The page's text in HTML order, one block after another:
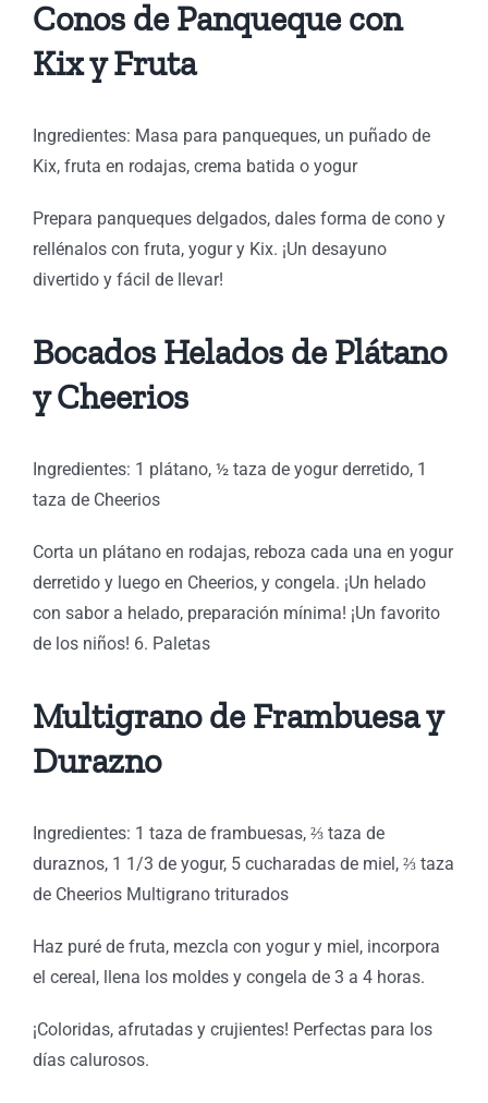
Conos de Panqueque con
Kix y Fruta
Ingredientes: Masa para panqueques, un puñado de
Kix, fruta en rodajas, crema batida o yogur
Prepara panqueques delgados, dales forma de cono y
rellénalos con fruta, yogur y Kix. ¡Un desayuno
divertido y fácil de llevar!
Bocados Helados de Plátano
y Cheerios
Ingredientes: 1 plátano, ½ taza de yogur derretido, 1
taza de Cheerios
Corta un plátano en rodajas, reboza cada una en yogur
derretido y luego en Cheerios, y congela. ¡Un helado
con sabor a helado, preparación mínima! ¡Un favorito
de los niños! 6. Paletas
Multigrano de Frambuesa y
Durazno
Ingredientes: 1 taza de frambuesas, ⅔ taza de
duraznos, 1 1/3 de yogur, 5 cucharadas de miel, ⅔ taza
de Cheerios Multigrano triturados
Haz puré de fruta, mezcla con yogur y miel, incorpora
el cereal, llena los moldes y congela de 3 a 4 horas.
¡Coloridas, afrutadas y crujientes! Perfectas para los
días calurosos.